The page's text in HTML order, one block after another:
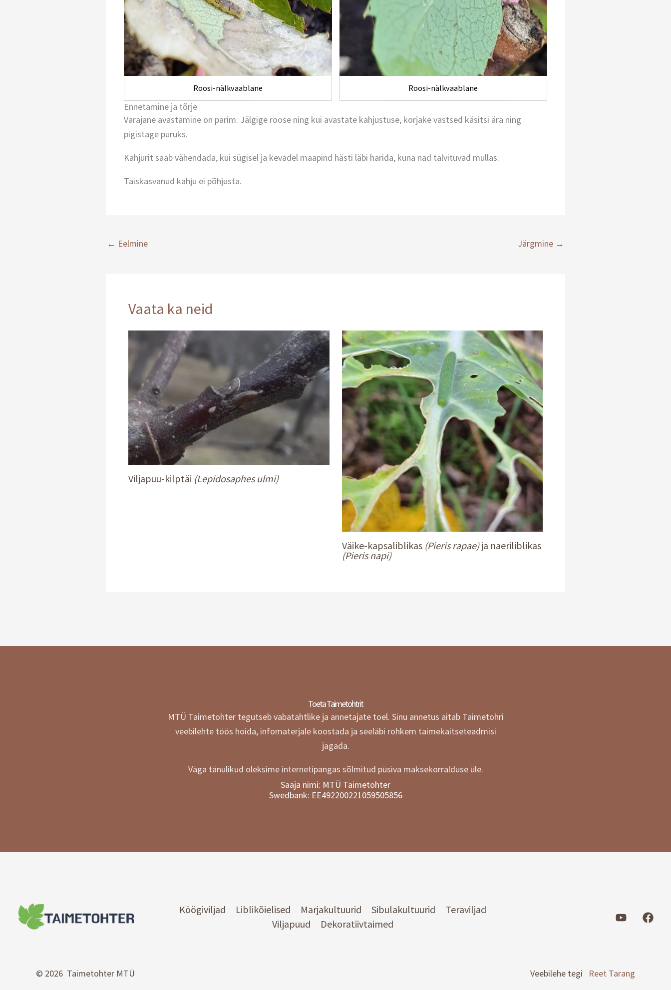
Roosi-nälkvaablane Roosi-nälkvaablane
Ennetamine ja tõrje
Varajane avastamine on parim. Jälgige roose ning kui avastate kahjustuse, korjake vastsed käsitsi ära ning
pigistage puruks.
Kahjurit saab vähendada, kui sügisel ja kevadel maapind hästi läbi harida, kuna nad talvituvad mullas.
Täiskasvanud kahju ei põhjusta.
← Eelmine Järgmine →
Vaata ka neid
Viljapuu-kilptäi (Lepidosaphes ulmi)
Väike-kapsaliblikas (Pieris rapae)ja naeriliblikas
(Pieris napi)
Toeta Taimetohtrit
MTÜ Taimetohter tegutseb vabatahtlike ja annetajate toel. Sinu annetus aitab Taimetohri
veebilehte töös hoida, infomaterjale koostada ja seeläbi rohkem taimekaitseteadmisi
jagada.
Väga tänulikud oleksime internetipangas sõlmitud püsiva maksekorralduse üle.
Saaja nimi: MTÜ Taimetohter
Swedbank: EE492200221059505856
Köögiviljad Liblikõielised Marjakultuurid Sibulakultuurid
Teraviljad
Viljapuud
Dekoratiivtaimed
© 2026 Taimetohter MTÜ Veebilehe tegi Reet Tarang